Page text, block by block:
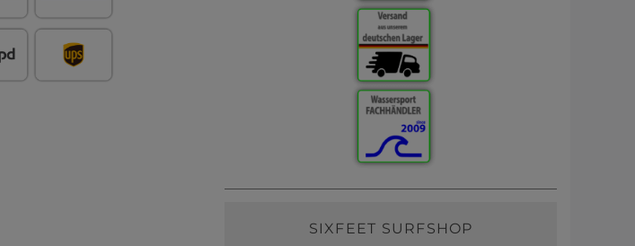
SIXFEET SURFSHOP